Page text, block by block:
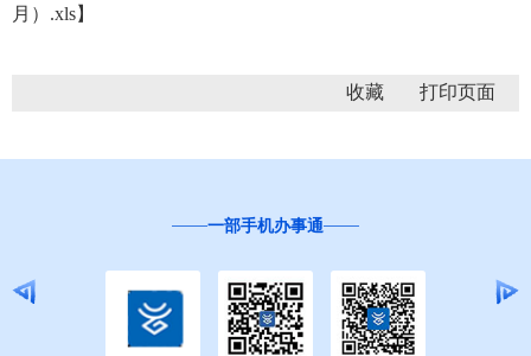
月）.xls】
收藏
一部手机办事通